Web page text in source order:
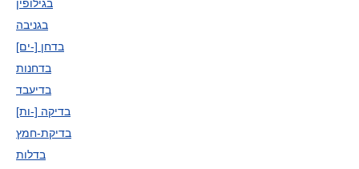
בגילופין
בגניבה
בדחן [-ים]
בדחנות
בדיעבד
בדיקה [-ות]
בדיקת-חמץ
בדלות